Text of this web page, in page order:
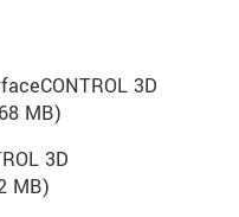
3D
MB)
3D
MB)